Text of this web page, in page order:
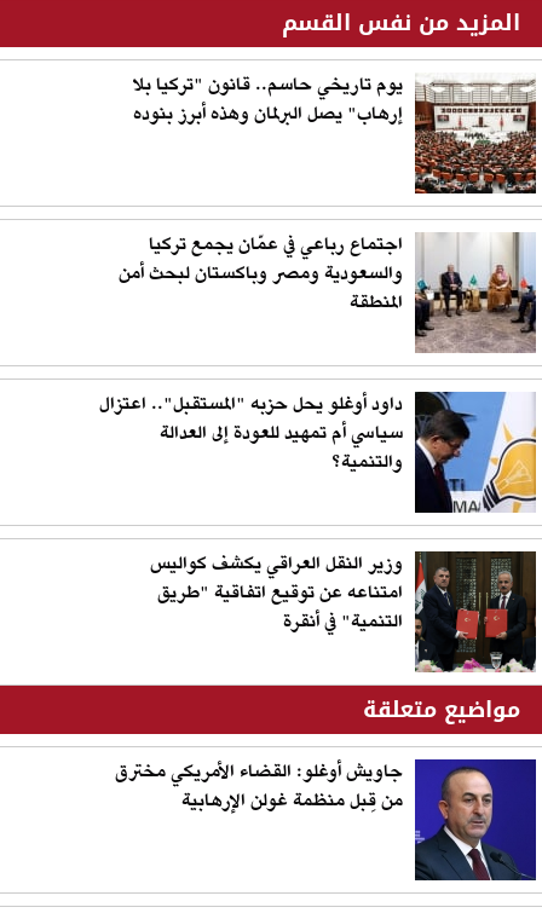
المزيد من نفس القسم
يوم تاريخي حاسم.. قانون "تركيا بلا
إرهاب" يصل البرلمان وهذه أبرز بنوده
اجتماع رباعي في عمّان يجمع تركيا
والسعودية ومصر وباكستان لبحث أمن
المنطقة
داود أوغلو يحل حزبه "المستقبل".. اعتزال
سياسي أم تمهيد للعودة إلى العدالة
والتنمية؟
وزير النقل العراقي يكشف كواليس
امتناعه عن توقيع اتفاقية "طريق
التنمية" في أنقرة
مواضيع متعلقة
جاويش أوغلو: القضاء الأمريكي مخترق
من قِبل منظمة غولن الإرهابية